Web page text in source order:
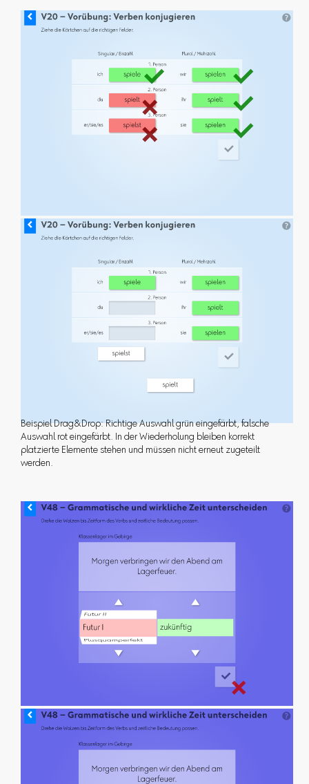
Beispiel Drag&Drop: Richtige Auswahl grün eingefärbt, falsche
Auswahl rot eingefärbt. In der Wiederholung bleiben korrekt
platzierte Elemente stehen und müssen nicht erneut zugeteilt
werden.